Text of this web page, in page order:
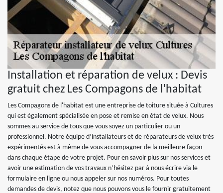
Installation et réparation de velux : Devis
gratuit chez Les Compagons de l'habitat
Les Compagons de l'habitat est une entreprise de toiture située à Cultures
qui est également spécialisée en pose et remise en état de velux. Nous
sommes au service de tous que vous soyez un particulier ou un
professionnel. Notre équipe d’installateurs et de réparateurs de velux très
expérimentés est à même de vous accompagner de la meilleure façon
dans chaque étape de votre projet. Pour en savoir plus sur nos services et
avoir une estimation de vos travaux n’hésitez par à nous écrire via le
formulaire en ligne ou nous appeler sur nos numéros. Pour toutes
demandes de devis, notez que nous pouvons vous le fournir gratuitement